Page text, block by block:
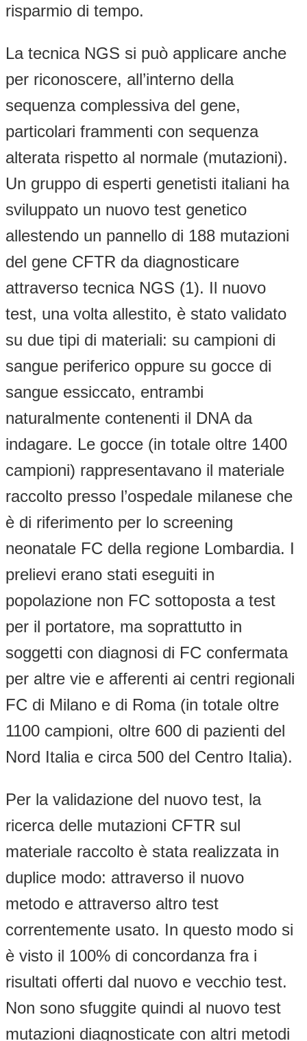
risparmio di tempo.
La tecnica NGS si può applicare anche
per riconoscere, all’interno della
sequenza complessiva del gene,
particolari frammenti con sequenza
alterata rispetto al normale (mutazioni).
Un gruppo di esperti genetisti italiani ha
sviluppato un nuovo test genetico
allestendo un pannello di 188 mutazioni
del gene CFTR da diagnosticare
attraverso tecnica NGS (1). Il nuovo
test, una volta allestito, è stato validato
su due tipi di materiali: su campioni di
sangue periferico oppure su gocce di
sangue essiccato, entrambi
naturalmente contenenti il DNA da
indagare. Le gocce (in totale oltre 1400
campioni) rappresentavano il materiale
raccolto presso l’ospedale milanese che
è di riferimento per lo screening
neonatale FC della regione Lombardia. I
prelievi erano stati eseguiti in
popolazione non FC sottoposta a test
per il portatore, ma soprattutto in
soggetti con diagnosi di FC confermata
per altre vie e afferenti ai centri regionali
FC di Milano e di Roma (in totale oltre
1100 campioni, oltre 600 di pazienti del
Nord Italia e circa 500 del Centro Italia).
Per la validazione del nuovo test, la
ricerca delle mutazioni CFTR sul
materiale raccolto è stata realizzata in
duplice modo: attraverso il nuovo
metodo e attraverso altro test
correntemente usato. In questo modo si
è visto il 100% di concordanza fra i
risultati offerti dal nuovo e vecchio test.
Non sono sfuggite quindi al nuovo test
mutazioni diagnosticate con altri metodi